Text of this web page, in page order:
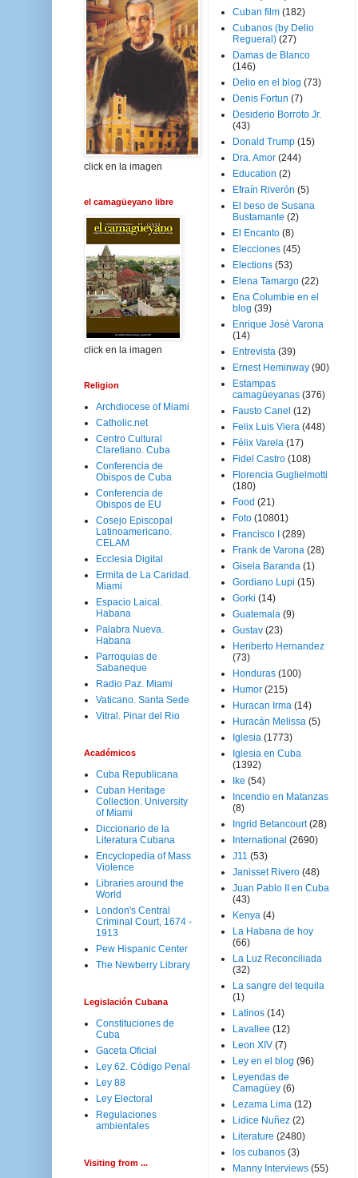
click en la imagen
el camagüeyano libre
click en la imagen
Religion
Archdiocese of Miami
Catholic.net
Centro Cultural
Claretiano. Cuba
Conferencia de
Obispos de Cuba
Conferencia de
Obispos de EU
Cosejo Episcopal
Latinoamericano.
CELAM
Ecclesia Digital
Ermita de La Caridad.
Miami
Espacio Laical.
Habana
Palabra Nueva.
Habana
Parroquias de
Sabaneque
Radio Paz. Miami
Vaticano. Santa Sede
Vitral. Pinar del Rio
Académicos
Cuba Republicana
Cuban Heritage
Collection. University
of Miami
Diccionario de la
Literatura Cubana
Encyclopedia of Mass
Violence
Libraries around the
World
London's Central
Criminal Court, 1674 -
1913
Pew Hispanic Center
The Newberry Library
Legislación Cubana
Constituciones de
Cuba
Gaceta Oficial
Ley 62. Código Penal
Ley 88
Ley Electoral
Regulaciones
ambientales
Visiting from ...
Cuban film (182)
Cubanos (by Delio
Regueral) (27)
Damas de Blanco
(146)
Delio en el blog (73)
Denis Fortun (7)
Desiderio Borroto Jr.
(43)
Donald Trump (15)
Dra. Amor (244)
Education (2)
Efraín Riverón (5)
El beso de Susana
Bustamante (2)
El Encanto (8)
Elecciones (45)
Elections (53)
Elena Tamargo (22)
Ena Columbie en el
blog (39)
Enrique José Varona
(14)
Entrevista (39)
Ernest Heminway (90)
Estampas
camagüeyanas (376)
Fausto Canel (12)
Felix Luis Viera (448)
Félix Varela (17)
Fidel Castro (108)
Florencia Guglielmotti
(180)
Food (21)
Foto (10801)
Francisco I
(289)
Frank de Varona (28)
Gisela Baranda (1)
Gordiano Lupi (15)
Gorki (14)
Guatemala (9)
Gustav (23)
Heriberto Hernandez
(73)
Honduras (100)
Humor (215)
Huracan Irma (14)
Huracán Melissa (5)
Iglesia (1773)
Iglesia en Cuba
(1392)
Ike (54)
Incendio en Matanzas
(8)
Ingrid Betancourt (28)
International (2690)
J11 (53)
Janisset Rivero (48)
Juan Pablo II en Cuba
(43)
Kenya (4)
La Habana de hoy
(66)
La Luz Reconciliada
(32)
La sangre del tequila
(1)
Latinos (14)
Lavallee (12)
Leon XIV (7)
Ley en el blog (96)
Leyendas de
Camagüey (6)
Lezama Lima (12)
Lidice Nuñez (2)
Literature (2480)
los cubanos (3)
Manny Interviews (55)